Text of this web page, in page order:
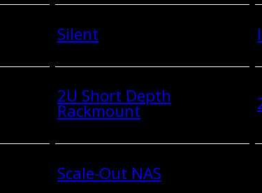
Silent
2U Short Depth
Rackmount
Scale-Out NAS